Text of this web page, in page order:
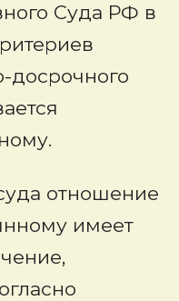
Суда РФ в
досрочного
отношение
имеет